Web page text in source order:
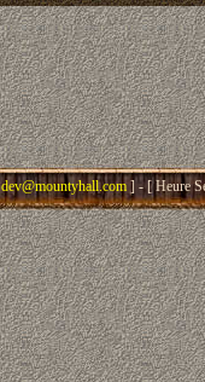
dev@mountyhall.com ] - [ Heure